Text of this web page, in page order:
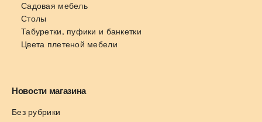
Садовая мебель
Столы
Табуретки, пуфики и банкетки
Цвета плетеной мебели
Новости магазина
Без рубрики